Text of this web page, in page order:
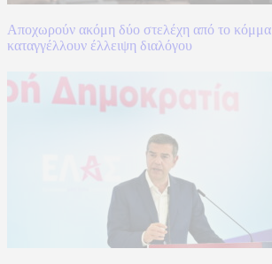
Αποχωρούν ακόμη δύο στελέχη από το κόμμα
καταγγέλλουν έλλειψη διαλόγου